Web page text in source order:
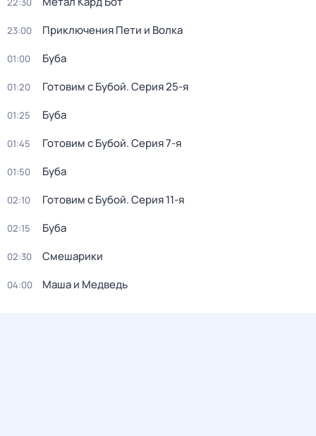
23:00 Приключения Пети и Волка
01:00 Буба
01:20 Готовим с Бубой. Серия 25-я
01:25 Буба
01:45 Готовим с Бубой. Серия 7-я
01:50 Буба
02:10 Готовим с Бубой. Серия 11-я
02:15 Буба
02:30 Смешарики
04:00 Маша и Медведь